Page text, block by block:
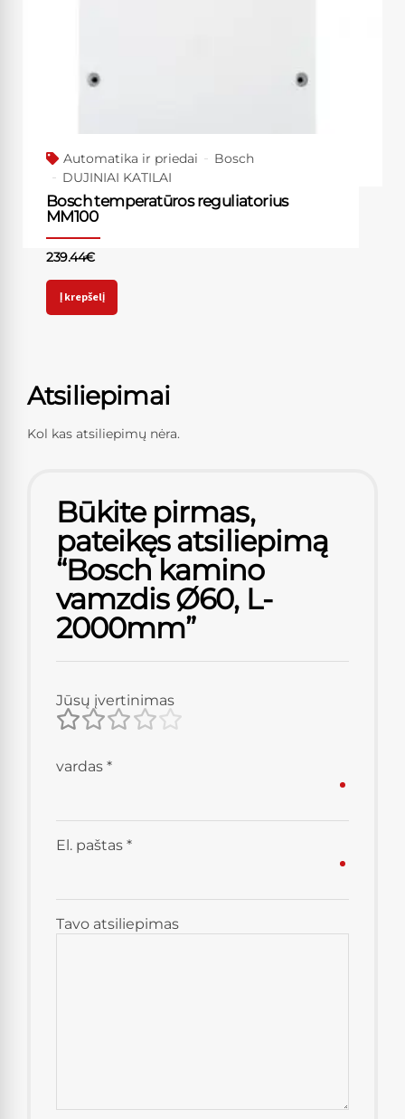
Automatika ir priedai
Bosch
DUJINIAI KATILAI
Bosch temperatūros reguliatorius
MM100
239.44€
Į krepšelį
Atsiliepimai
Kol kas atsiliepimų nėra.
Būkite pirmas,
pateikęs atsiliepimą
“Bosch kamino
vamzdis Ø60, L-
2000mm”
Jūsų įvertinimas
Tavo atsiliepimas
vardas *
El. paštas *